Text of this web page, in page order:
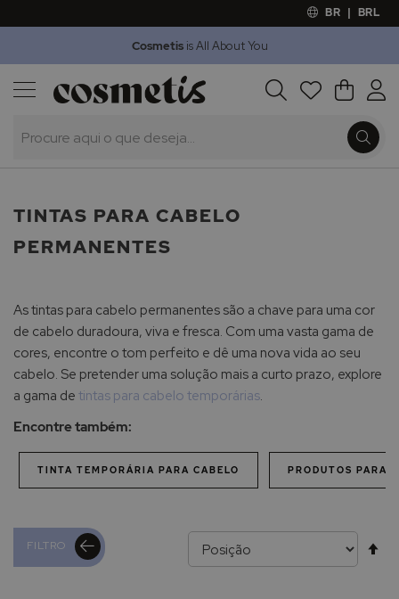
BR | BRL
Cosmetisis All About You
Procura O Meu
Outlet
TINTAS PARA CABELO
PERMANENTES
As tintas para cabelo permanentes são a chave para uma cor
de cabelo duradoura, viva e fresca. Com uma vasta gama de
cores, encontre o tom perfeito e dê uma nova vida ao seu
cabelo. Se pretender uma solução mais a curto prazo, explore
a gama de tintas para cabelo temporárias.
Encontre também:
TINTA TEMPORÁRIA PARA CABELO PRODUTOS PARA
FILTRO